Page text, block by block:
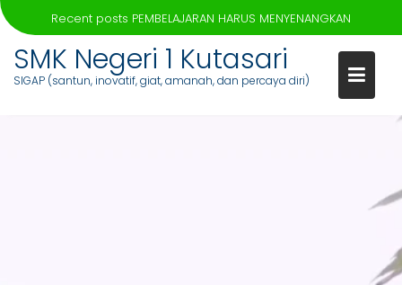
content
Recent posts PEMBELAJARAN HARUS MENYENANGKAN
SMK Negeri 1 Kutasari
SIGAP (santun, inovatif, giat, amanah, dan percaya diri)